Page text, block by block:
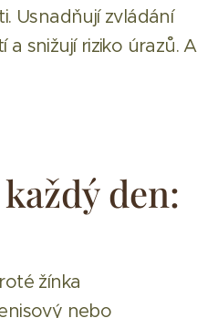
Usnadňují zvládání
snižují riziko úrazů. A
den:
žínka
nebo